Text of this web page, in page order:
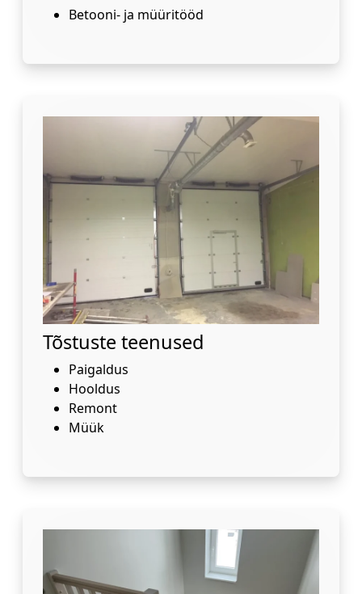
Betooni- ja müüritööd
Tõstuste teenused
Paigaldus
Hooldus
Remont
Müük